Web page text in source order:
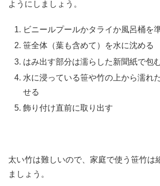
ようにしましょう。
ビニールプールかタライか風呂桶を
笹全体（葉も含めて）を水に沈める
はみ出す部分は濡らした新聞紙で包
水に浸っている笹や竹の上から濡れ
せる
飾り付け直前に取り出す
太い竹は難しいので、家庭で使う笹竹は
ましょう。